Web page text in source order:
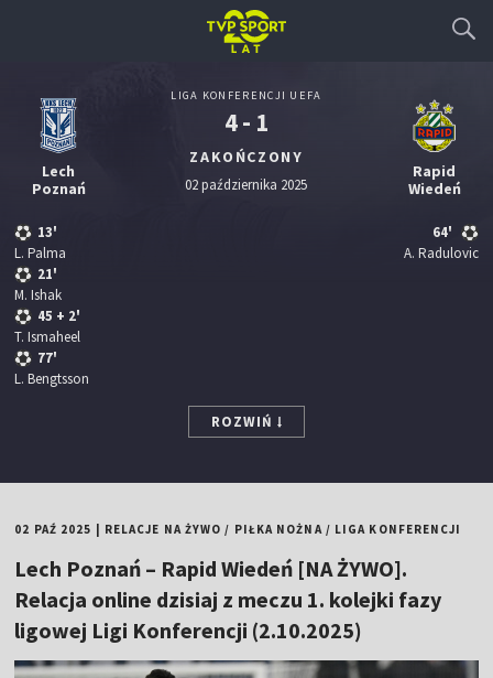
Lech
Poznań
13'
L. Palma
21'
M. Ishak
45 + 2'
T. Ismaheel
77'
L. Bengtsson
LIGA KONFERENCJI UEFA
4 - 1
ZAKOŃCZONY
02 października 2025
Rapid
Wiedeń
64'
A. Radulovic
ROZWIŃ
02 PAŹ 2025 RELACJE NA ŻYWO / PIŁKA NOŻNA/ LIGA KONFERENCJI
Lech Poznań – Rapid Wiedeń [NA ŻYWO].
Relacja online dzisiaj z meczu 1. kolejki fazy
ligowej Ligi Konferencji (2.10.2025)